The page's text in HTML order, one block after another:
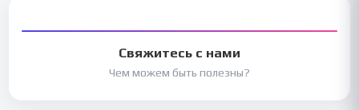
Свяжитесь с нами
Чем можем быть полезны?